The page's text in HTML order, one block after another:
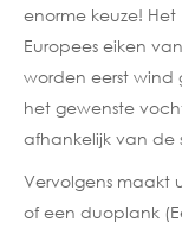
enorme keuze!
Europees eiken
worden eerst
het gewenste
afhankelijk van de
Vervolgens maakt
of een duoplank